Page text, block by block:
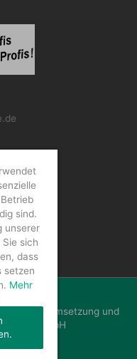
GmbH | Umsetzung und
GmbH
sind.
unserer
sich
dass
setzen
Mehr